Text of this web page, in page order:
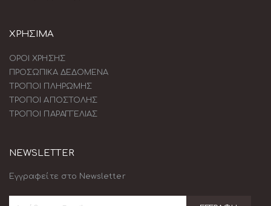
ΧΡΗΣΙΜΑ
ΟΡΟΙ ΧΡΗΣΗΣ
ΠΡΟΣΩΠΙΚΑ ΔΕΔΟΜΕΝΑ
ΤΡΟΠΟΙ ΠΛΗΡΩΜΗΣ
ΤΡΟΠΟΙ ΑΠΟΣΤΟΛΗΣ
ΤΡΟΠΟΙ ΠΑΡΑΓΓΕΛΙΑΣ
NEWSLETTER
Εγγραφείτε στο Newsletter